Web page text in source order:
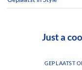
Just a
GEPLAATST